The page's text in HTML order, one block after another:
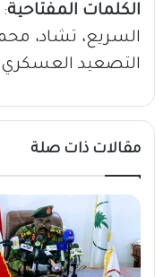
الكلمات المفتاحية
السريع، تشاد،
التصعيد العسكري
مقالات ذات صلة